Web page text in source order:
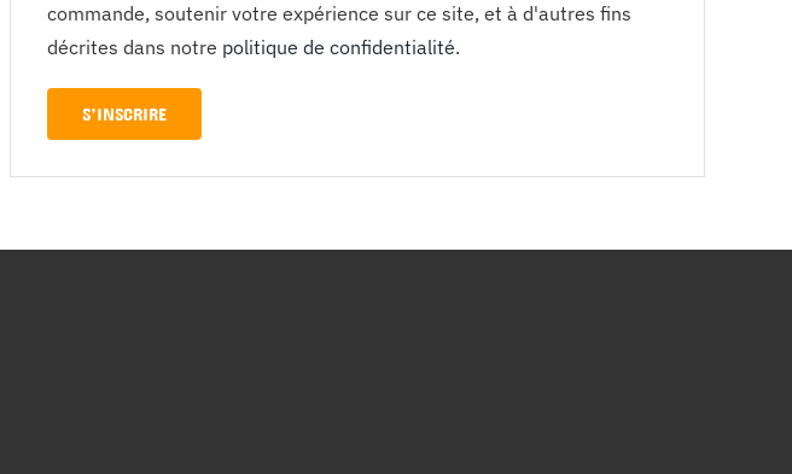
commande, soutenir votre expérience sur ce site, et à d'autres fins
décrites dans notre politique de confidentialité.
S’INSCRIRE